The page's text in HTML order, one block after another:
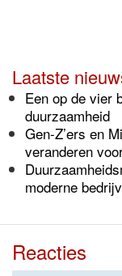
Laatste
Een op de vier
duurzaamheid
Gen-Z’ers en
veranderen
moderne
Reacties